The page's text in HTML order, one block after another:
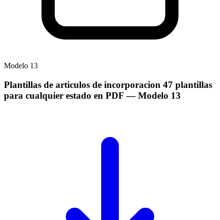
Modelo 13
Plantillas de articulos de incorporacion 47 plantillas
para cualquier estado en PDF— Modelo 13